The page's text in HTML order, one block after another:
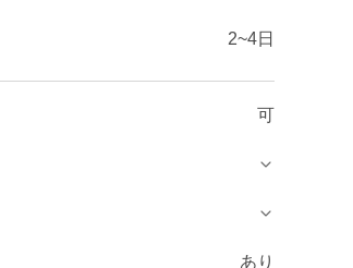
2~4日
可
あり